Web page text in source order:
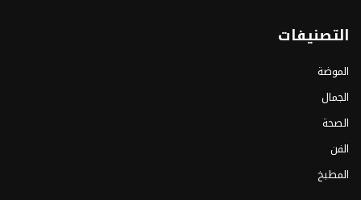
التصنيفات
الموضة
الجمال
الصحة
الفن
المطبخ